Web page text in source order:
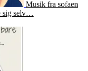
Musik fra sofaen
sig selv…